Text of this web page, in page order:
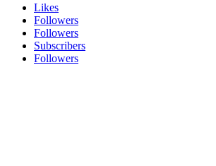
Likes
Followers
Followers
Subscribers
Followers